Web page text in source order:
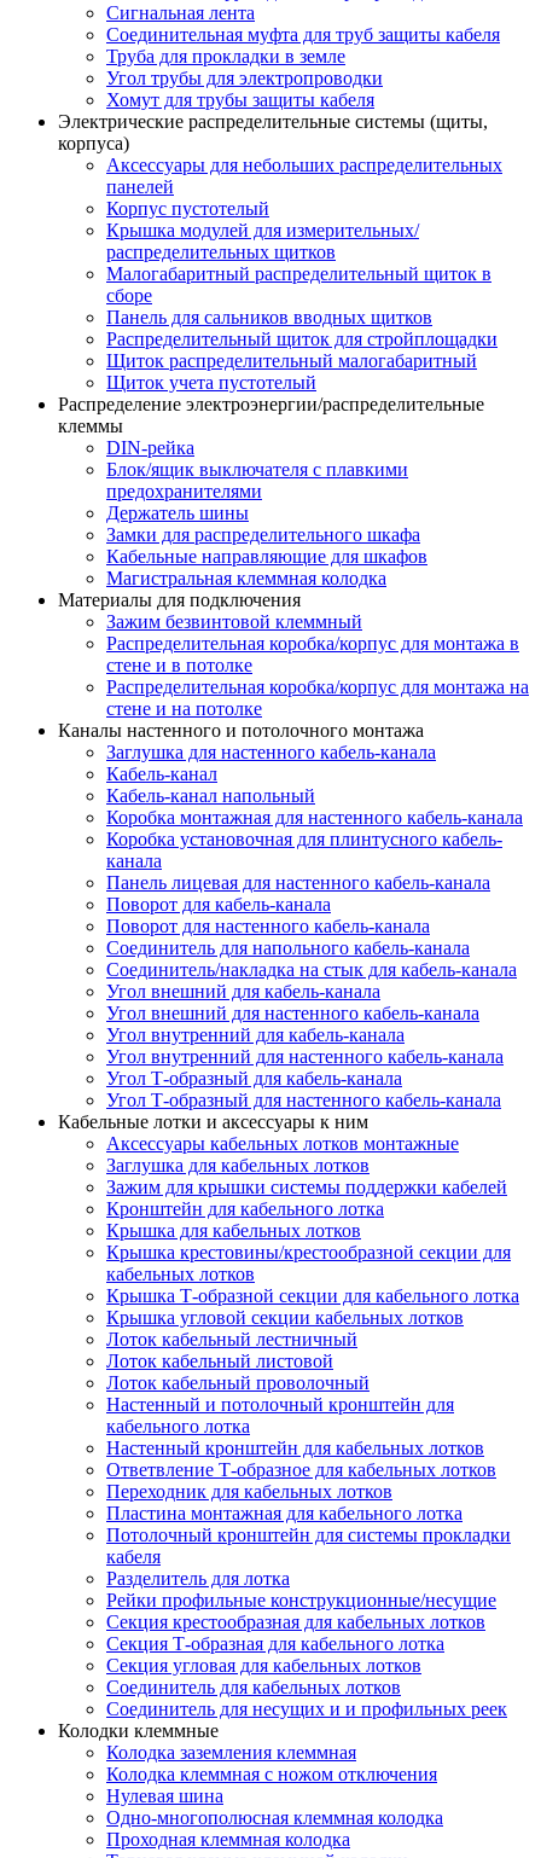
Сигнальная лента
Соединительная муфта для труб защиты кабеля
Труба для прокладки в земле
Угол трубы для электропроводки
Хомут для трубы защиты кабеля
Электрические распределительные системы (щиты,
корпуса)
Аксессуары для небольших распределительных
панелей
Корпус пустотелый
Крышка модулей для измерительных/
распределительных щитков
Малогабаритный распределительный щиток в
сборе
Панель для сальников вводных щитков
Распределительный щиток для стройплощадки
Щиток распределительный малогабаритный
Щиток учета пустотелый
Распределение электроэнергии/распределительные
клеммы
DIN-рейка
Блок/ящик выключателя с плавкими
предохранителями
Держатель шины
Замки для распределительного шкафа
Кабельные направляющие для шкафов
Магистральная клеммная колодка
Материалы для подключения
Зажим безвинтовой клеммный
Распределительная коробка/корпус для монтажа в
стене и в потолке
Распределительная коробка/корпус для монтажа на
стене и на потолке
Каналы настенного и потолочного монтажа
Заглушка для настенного кабель-канала
Кабель-канал
Кабель-канал напольный
Коробка монтажная для настенного кабель-канала
Коробка установочная для плинтусного кабель-
канала
Панель лицевая для настенного кабель-канала
Поворот для кабель-канала
Поворот для настенного кабель-канала
Соединитель для напольного кабель-канала
Соединитель/накладка на стык для кабель-канала
Угол внешний для кабель-канала
Угол внешний для настенного кабель-канала
Угол внутренний для кабель-канала
Угол внутренний для настенного кабель-канала
Угол Т-образный для кабель-канала
Угол Т-образный для настенного кабель-канала
Кабельные лотки и аксессуары к ним
Аксессуары кабельных лотков монтажные
Заглушка для кабельных лотков
Зажим для крышки системы поддержки кабелей
Кронштейн для кабельного лотка
Крышка для кабельных лотков
Крышка крестовины/крестообразной секции для
кабельных лотков
Крышка Т-образной секции для кабельного лотка
Крышка угловой секции кабельных лотков
Лоток кабельный лестничный
Лоток кабельный листовой
Лоток кабельный проволочный
Настенный и потолочный кронштейн для
кабельного лотка
Настенный кронштейн для кабельных лотков
Ответвление Т-образное для кабельных лотков
Переходник для кабельных лотков
Пластина монтажная для кабельного лотка
Потолочный кронштейн для системы прокладки
кабеля
Разделитель для лотка
Рейки профильные конструкционные/несущие
Секция крестообразная для кабельных лотков
Секция Т-образная для кабельного лотка
Секция угловая для кабельных лотков
Соединитель для кабельных лотков
Соединитель для несущих и и профильных реек
Колодки клеммные
Колодка заземления клеммная
Колодка клеммная с ножом отключения
Нулевая шина
Одно-многополюсная клеммная колодка
Проходная клеммная колодка